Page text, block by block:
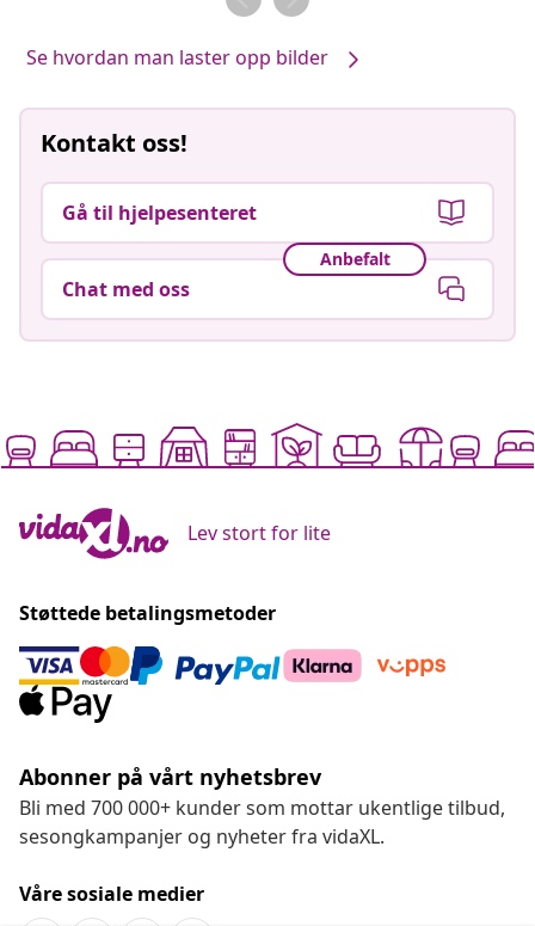
Se hvordan man laster opp bilder
Kontakt oss!
Gå til hjelpesenteret
Anbefalt
Chat med oss
Lev stort for lite
Støttede betalingsmetoder
Abonner på vårt nyhetsbrev
Bli med 700 000+ kunder som mottar ukentlige tilbud,
sesongkampanjer og nyheter fra vidaXL.
Våre sosiale medier